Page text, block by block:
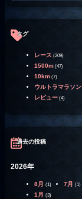
タグ
レース (209)
1500m (47)
10km (7)
ウルトラマラソン
レビュー (4)
過去の投稿
2026年
8月 (1) 7月 (1)
1月 (3)